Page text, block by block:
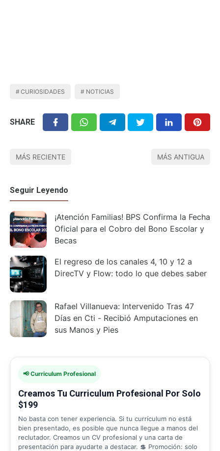
CURIOSIDADES NOTICIAS
SHARE
MÁS RECIENTE MÁS ANTIGUA
Seguir Leyendo
¡Atención Familias! BPS Confirma la Fecha
Oficial para el Cobro del Bono Escolar y
Becas
El regreso de los canales 4, 10 y 12 a
DirecTV y Flow: todo lo que debes saber
Rafael Villanueva: Intervenido Tras 47
Días en Cti - Recibió Amputaciones en
sus Manos y Pies
📢 Curriculum Profesional
Creamos Tu Curriculum Profesional Por Solo
$199
No basta con tener experiencia. Si tu currículum no está
bien presentado, es posible que nunca llegue a manos del
reclutador. Creamos un CV profesional y una carta de
presentación para ayudarte a destacar. 💲 Promoción: solo